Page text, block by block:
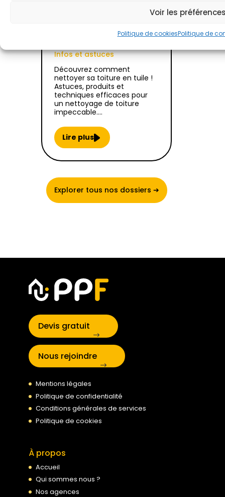
Voir les
Politique de cookiesPolitique de
Infos et astuces
Découvrez comment
nettoyer sa toiture en tuile !
Astuces, produits et
techniques efficaces pour
un nettoyage de toiture
impeccable.…
Lire plus
Explorer tous nos dossiers ➔
Devis gratuit
Nous rejoindre
Mentions légales
Politique de confidentialité
Conditions générales de services
Politique de cookies
À propos
Accueil
Qui sommes nous ?
Nos agences